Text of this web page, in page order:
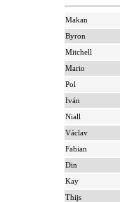
Makan
Byron
Mitchell
Mario
Pol
Iván
Niall
Václav
Fabian
Din
Kay
Thijs